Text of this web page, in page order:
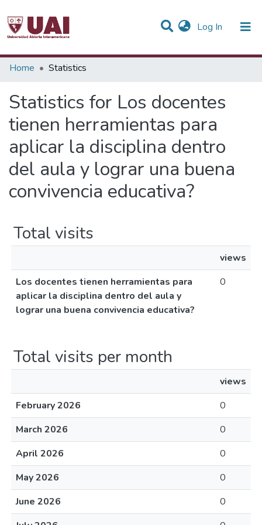
Log In (current)
Communities & Collections
Home Statistics
Statistics for Los docentes
tienen herramientas para
aplicar la disciplina dentro
del aula y lograr una buena
convivencia educativa?
Total visits
views
Los docentes tienen herramientas para
aplicar la disciplina dentro del aula y
lograr una buena convivencia educativa?
0
Total visits per month
views
February 2026
0
March 2026
0
April 2026
0
May 2026
0
June 2026
0